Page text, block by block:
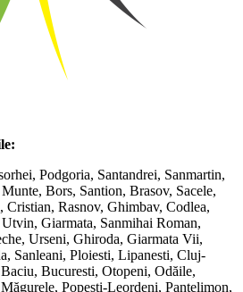
Podgoria, Santandrei, Sanmartin,
Bors, Santion, Brasov, Sacele,
Cristian, Rasnov, Ghimbav, Codlea,
Giarmata, Sanmihai Roman,
Urseni, Ghiroda, Giarmata Vii,
Sanleani, Ploiesti, Lipanesti, Cluj-
Bucuresti, Otopeni, Odăile,
Popesti-Leordeni, Pantelimon,